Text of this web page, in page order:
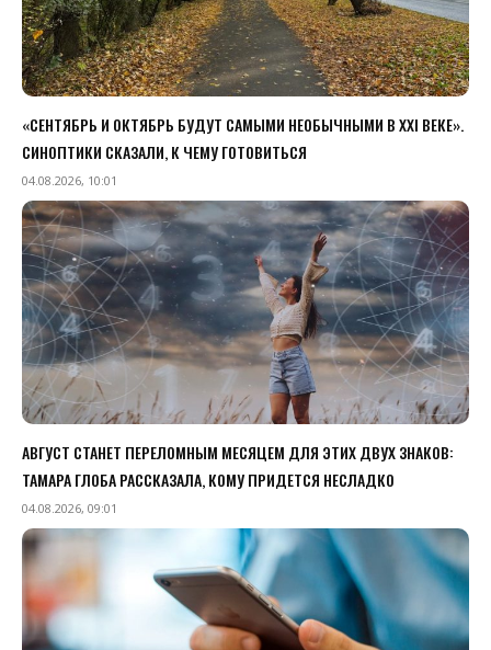
«СЕНТЯБРЬ И ОКТЯБРЬ БУДУТ САМЫМИ НЕОБЫЧНЫМИ В XXI ВЕКЕ».
СИНОПТИКИ СКАЗАЛИ, К ЧЕМУ ГОТОВИТЬСЯ
04.08.2026, 10:01
АВГУСТ СТАНЕТ ПЕРЕЛОМНЫМ МЕСЯЦЕМ ДЛЯ ЭТИХ ДВУХ ЗНАКОВ:
ТАМАРА ГЛОБА РАССКАЗАЛА, КОМУ ПРИДЕТСЯ НЕСЛАДКО
04.08.2026, 09:01